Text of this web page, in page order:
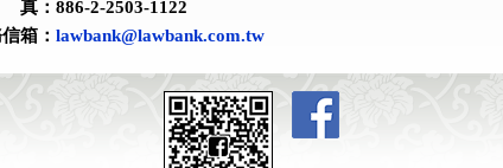
：886-2-2503-1122
箱： lawbank@lawbank.com.tw